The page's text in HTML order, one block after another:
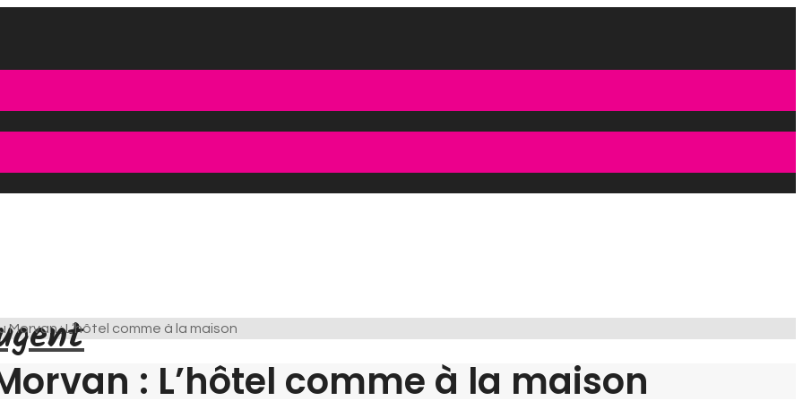
: L’hôtel comme à la maison
: L’hôtel comme à la maison